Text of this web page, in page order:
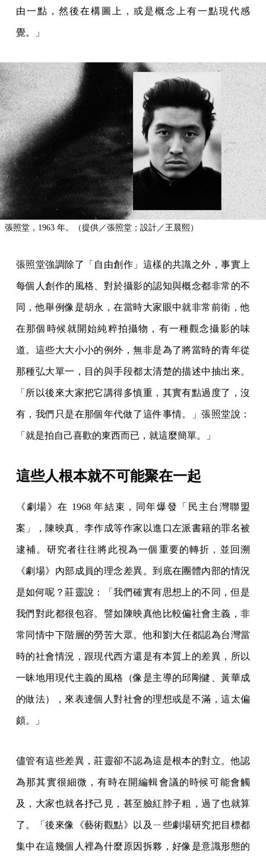
由一點，然後在構圖上，或是概念上有一點現代感
覺。」
張照堂，1963 年。（提供／張照堂；設計／王晨熙）
張照堂強調除了「自由創作」這樣的共識之外，事實上
每個人創作的風格、對於攝影的認知與概念都非常的不
同，他舉例像是胡永，在當時大家眼中就非常前衛，他
在那個時候就開始純粹拍攝物，有一種觀念攝影的味
道。這些大大小小的例外，無非是為了將當時的青年從
那種弘大單一，目的與手段都太清楚的描述中抽出來。
「所以後來大家把它講得多慎重，其實有點過度了，沒
有，我們只是在那個年代做了這件事情。」張照堂說：
「就是拍自己喜歡的東西而已，就這麼簡單。」
這些人根本就不可能聚在一起
《劇場》在 1968 年結束，同年爆發「民主台灣聯盟
案」，陳映真、李作成等作家以進口左派書籍的罪名被
逮補。研究者往往將此視為一個重要的轉折，並回溯
《劇場》內部成員的理念差異。到底在團體內部的情況
是如何呢？莊靈說：「我們確實有思想上的不同，但是
我們對此都很包容。譬如陳映真他比較偏社會主義，非
常同情中下階層的勞苦大眾。他和劉大任都認為台灣當
時的社會情況，跟現代西方還是有本質上的差異，所以
一昧地用現代主義的風格（像是主導的邱剛健、黃華成
的做法），來表達個人對社會的理想或是不滿，這太偏
頗。」
儘管有這些差異，莊靈卻不認為這是根本的對立。他認
為那其實很細微，有時在開編輯會議的時候可能會觸
及，大家也就各抒己見，甚至臉紅脖子粗，過了也就算
了。「後來像《藝術觀點》以及ㄧ些劇場研究把目標都
集中在這幾個人裡為什麼原因拆夥，好像是意識形態的